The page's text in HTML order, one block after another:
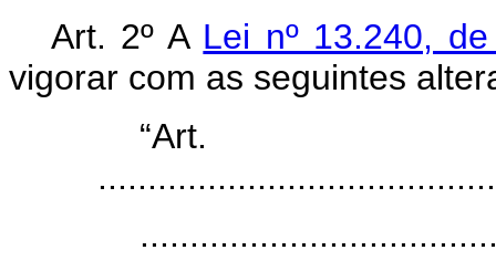
Art. 2º A Lei nº 13.240,
vigorar com as seguintes